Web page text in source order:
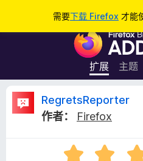
需要下载 Firefox 才能
F
r
e
扩展 主题
R
RegretsReporter
作者：
Firefox
评